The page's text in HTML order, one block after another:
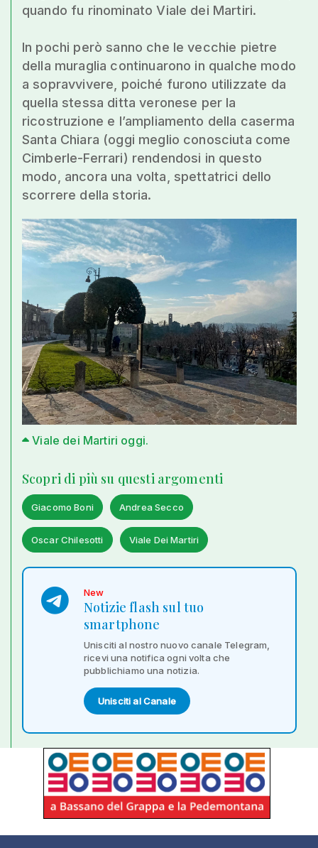
quando fu rinominato Viale dei Martiri.
In pochi però sanno che le vecchie pietre
della muraglia continuarono in qualche modo
a sopravvivere, poiché furono utilizzate da
quella stessa ditta veronese per la
ricostruzione e l’ampliamento della caserma
Santa Chiara (oggi meglio conosciuta come
Cimberle-Ferrari) rendendosi in questo
modo, ancora una volta, spettatrici dello
scorrere della storia.
Viale dei Martiri oggi.
Scopri di più su questi argomenti
Giacomo Boni Andrea Secco
Oscar Chilesotti Viale Dei Martiri
New
Notizie flash sul tuo
smartphone
Unisciti al nostro nuovo canale Telegram,
ricevi una notifica ogni volta che
pubblichiamo una notizia.
Unisciti al Canale